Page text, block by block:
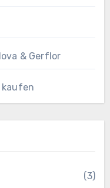
& Gerflor
kaufen
(3)